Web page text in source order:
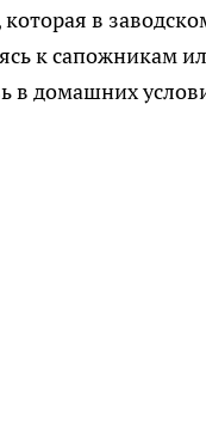
в
к сапожникам
в домашних